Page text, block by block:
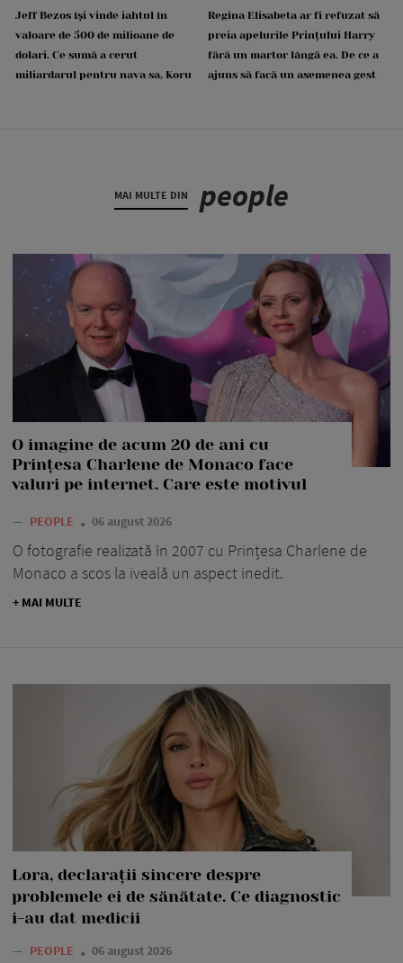
Jeff Bezos își vinde iahtul în
valoare de 500 de milioane de
dolari. Ce sumă a cerut
miliardarul pentru nava sa, Koru
Regina Elisabeta ar fi refuzat să
preia apelurile Prințului Harry
fără un martor lângă ea. De ce a
ajuns să facă un asemenea gest
MAI MULTE DIN people
O imagine de acum 20 de ani cu
Prințesa Charlene de Monaco face
valuri pe internet. Care este motivul
— PEOPLE 06 august 2026
O fotografie realizată în 2007 cu Prințesa Charlene de
Monaco a scos la iveală un aspect inedit.
+ MAI MULTE
Lora, declarații sincere despre
problemele ei de sănătate. Ce diagnostic
i-au dat medicii
— PEOPLE 06 august 2026